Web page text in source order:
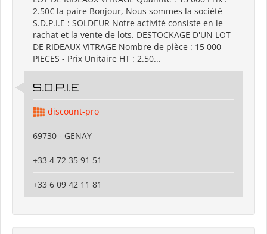
2.50€ la paire Bonjour, Nous sommes la société
S.D.P.I.E : SOLDEUR Notre activité consiste en le
rachat et la vente de lots. DESTOCKAGE D'UN LOT
DE RIDEAUX VITRAGE Nombre de pièce : 15 000
PIECES - Prix Unitaire HT : 2.50...
S.D.P.I.E
discount-pro
69730 - GENAY
+33 4 72 35 91 51
+33 6 09 42 11 81